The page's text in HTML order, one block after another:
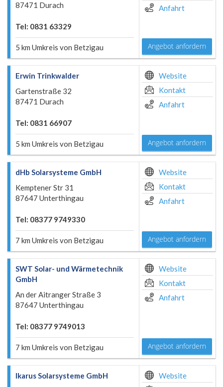
87471 Durach
Tel: 0831 63329
5 km Umkreis von Betzigau
Anfahrt
Angebot anfordern
Erwin Trinkwalder
Gartenstraße 32
87471 Durach
Tel: 0831 66907
5 km Umkreis von Betzigau
Website
Kontakt
Anfahrt
Angebot anfordern
dHb Solarsysteme GmbH
Kemptener Str 31
87647 Unterthingau
Tel: 08377 9749330
7 km Umkreis von Betzigau
Website
Kontakt
Anfahrt
Angebot anfordern
SWT Solar- und Wärmetechnik
GmbH
An der Aitranger Straße 3
87647 Unterthingau
Tel: 08377 9749013
7 km Umkreis von Betzigau
Website
Kontakt
Anfahrt
Angebot anfordern
Ikarus Solarsysteme GmbH
Website